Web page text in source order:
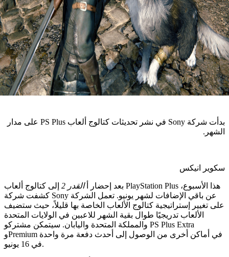
بدأت شركة Sony في نشر تحديثات كتالوج ألعاب PS Plus على مدار
بعد إحضار أ القدر 2
إلى كتالوج ألعاب PlayStation Plus هذا الأسبوع،
كشفت شركة Sony عن باقي الإضافات لشهر يونيو. تعمل الشركة
إستراتيجية كتالوج الألعاب الخاصة بها قليلاً، حيث ستضيف
تدريجيًا طوال بقية الشهر للاعبين في الولايات المتحدة
والمملكة المتحدة واليابان. سيتمكن مشتركو PS Plus Extra
وPremium في أماكن أخرى من الوصول إلى أحدث دفعة مرة واحدة